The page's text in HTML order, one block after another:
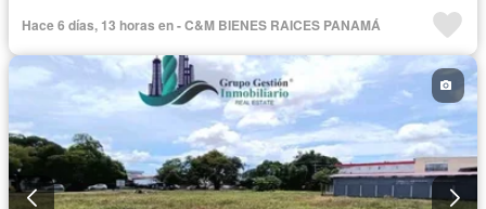
Hace 6 días, 13 horas en - C&M BIENES RAICES PANAMÁ